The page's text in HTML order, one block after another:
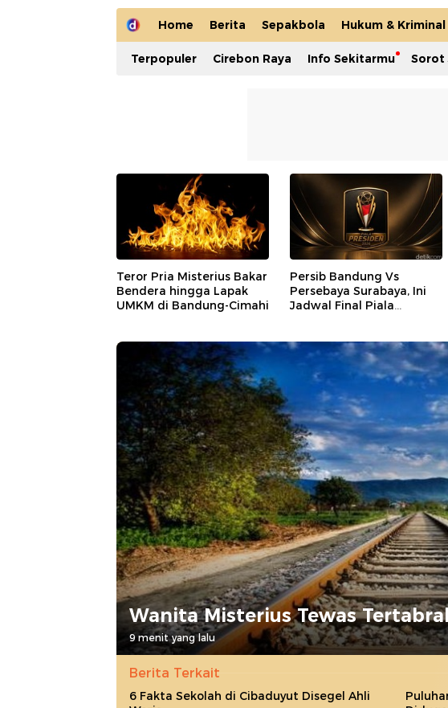
Home Berita Sepakbola Hukum & Kriminal
Terpopuler Cirebon Raya Info Sekitarmu Sorot
Teror Pria Misterius Bakar
Bendera hingga Lapak
UMKM di Bandung-Cimahi
Persib Bandung Vs
Persebaya Surabaya, Ini
Jadwal Final Piala
Wanita Misterius Tewas
9 menit yang lalu
Berita Terkait
6 Fakta Sekolah di Cibaduyut Disegel Ahli